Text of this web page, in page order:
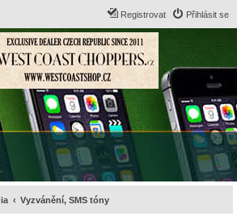
Přihlásit se
Registrovat
Vyzvánění, SMS tóny